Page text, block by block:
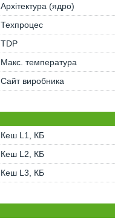
Архітектура (ядро)
Техпроцес
TDP
Макс. температура
Сайт виробника
Кеш L1, КБ
Кеш L2, КБ
Кеш L3, КБ